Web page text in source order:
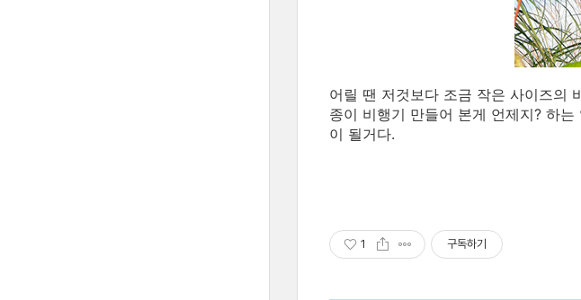
어릴 땐 저것보다 조금 작은 사이즈의
종이 비행기 만들어 본게 언제지? 하
이 될거다.
1 구독하기